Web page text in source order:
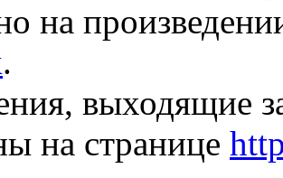
на
.
выходящие
на странице